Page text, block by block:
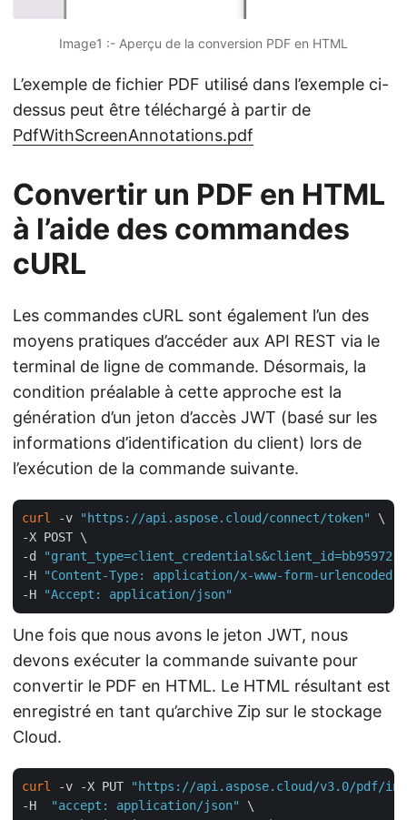
Image1 :- Aperçu de la conversion PDF en HTML
L’exemple de fichier PDF utilisé dans l’exemple ci-
dessus peut être téléchargé à partir de
PdfWithScreenAnnotations.pdf
Convertir un PDF en HTML
à l’aide des commandes
cURL
Les commandes cURL sont également l’un des
moyens pratiques d’accéder aux API REST via le
terminal de ligne de commande. Désormais, la
condition préalable à cette approche est la
génération d’un jeton d’accès JWT (basé sur les
informations d’identification du client) lors de
l’exécution de la commande suivante.
curl -v "https://api.aspose.cloud/connect/token"
\
-X POST \
-d
"grant_type=client_credentials&client_id=bb959721-
-H
"Content-Type: application/x-www-form-urlencoded"
-H
"Accept: application/json"
Une fois que nous avons le jeton JWT, nous
devons exécuter la commande suivante pour
convertir le PDF en HTML. Le HTML résultant est
enregistré en tant qu’archive Zip sur le stockage
Cloud.
curl -v -X PUT
"https://api.aspose.cloud/v3.0/pdf/
-H
"accept: application/json"
\